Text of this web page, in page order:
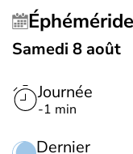
Éphéméride
Samedi 8 août
Journée
-1 min
Dernier